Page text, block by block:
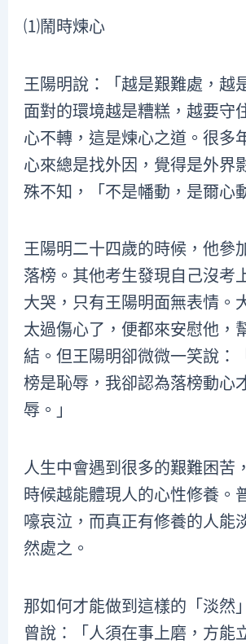
⑴鬧時煉心
王陽明說：「越是艱難處，越
面對的環境越是糟糕，越要守
心不轉，這是煉心之道。很多
心來總是找外因，覺得是外界
殊不知，「不是幡動，是爾心
王陽明二十四歲的時候，他參
落榜。其他考生發現自己沒考
大哭，只有王陽明面無表情。
太過傷心了，便都來安慰他，
結。但王陽明卻微微一笑說：
榜是恥辱，我卻認為落榜動心
辱。」
人生中會遇到很多的艱難困苦
時候越能體現人的心性修養。
嚎哀泣，而真正有修養的人能
然處之。
那如何才能做到這樣的「淡然
曾說：「人須在事上磨，方能